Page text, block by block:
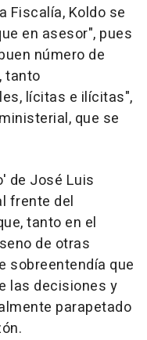
Fiscalía, Koldo se
en asesor", pues
número de
tanto
lícitas e ilícitas",
que se
de José Luis
frente del
tanto en el
de otras
sobreentendía que
las decisiones y
parapetado